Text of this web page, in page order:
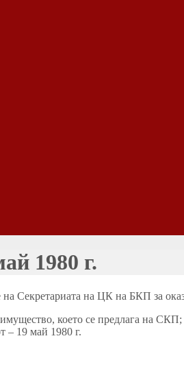
1980 г.
Секретариата на ЦК на БКП за
което се предлага на
– 19 май 1980 г.